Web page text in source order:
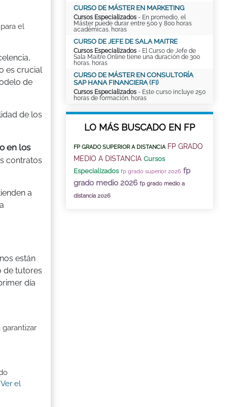
el
es crucial
de
de los
en los
contratos
a
están
de tutores
día
Ver el
CURSO DE MÁSTER EN MARKETING
Cursos Especializados - En promedio, el
Máster puede durar entre 500 y 800 horas
académicas. horas
CURSO DE JEFE DE SALA MAITRE
Cursos Especializados - El Curso de Jefe de
Sala Maitre Online tiene una duración de 300
horas. horas
CURSO DE MÁSTER EN CONSULTORÍA
SAP HANA FINANCIERA (FI)
Cursos Especializados - Este curso incluye 250
horas de formación. horas
LO MÁS BUSCADO EN FP
FP GRADO SUPERIOR A DISTANCIA FP GRADO
MEDIO A DISTANCIA Cursos
Especializados fp grado superior 2026 fp
grado medio 2026 fp grado medio a
distancia 2026